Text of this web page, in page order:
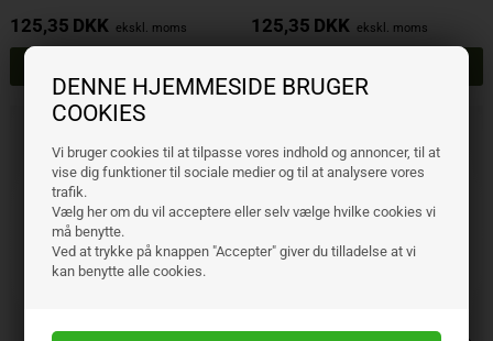
DENNE HJEMMESIDE BRUGER
COOKIES
Vi bruger cookies til at tilpasse vores indhold og annoncer, til at
vise dig funktioner til sociale medier og til at analysere vores
trafik.
Vælg her om du vil acceptere eller selv vælge hvilke cookies vi
må benytte.
Ved at trykke på knappen "Accepter" giver du tilladelse at vi
kan benytte alle cookies.
125,35 DKK ekskl. moms 125,35 DKK ekskl. moms